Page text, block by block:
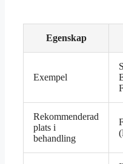
Egenskap
Exempel
Rekommenderad
plats i
behandling